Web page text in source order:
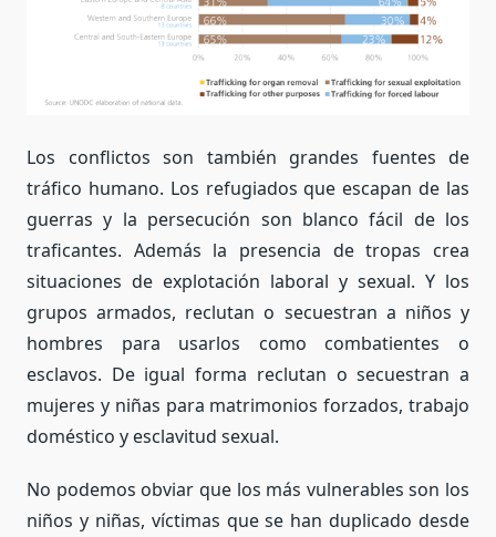
Los conflictos son también grandes fuentes de
tráfico humano. Los refugiados que escapan de las
guerras y la persecución son blanco fácil de los
traficantes. Además la presencia de tropas crea
situaciones de explotación laboral y sexual. Y los
grupos armados, reclutan o secuestran a niños y
hombres para usarlos como combatientes o
esclavos. De igual forma reclutan o secuestran a
mujeres y niñas para matrimonios forzados, trabajo
doméstico y esclavitud sexual.
No podemos obviar que los más vulnerables son los
niños y niñas, víctimas que se han duplicado desde